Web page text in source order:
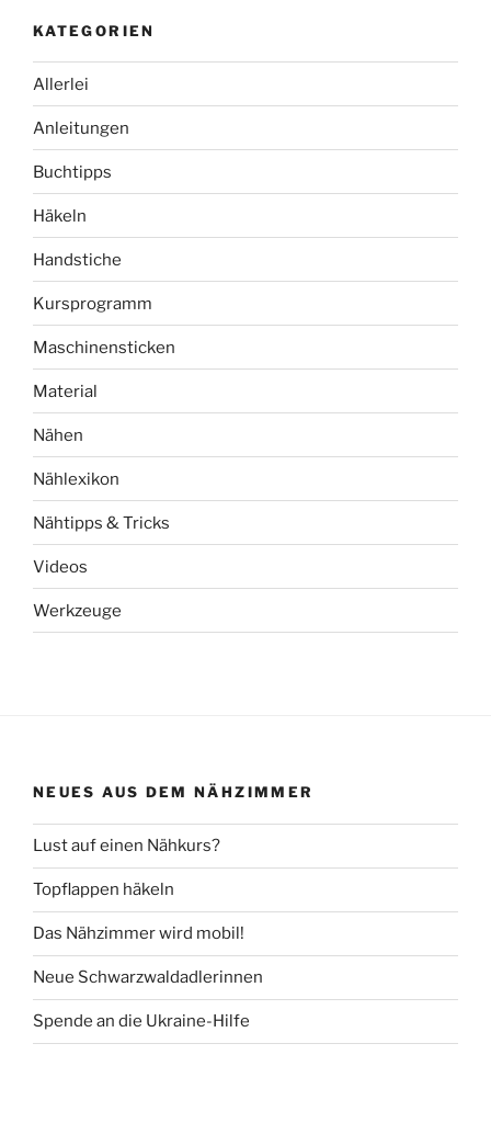
KATEGORIEN
Allerlei
Anleitungen
Buchtipps
Häkeln
Handstiche
Kursprogramm
Maschinensticken
Material
Nähen
Nählexikon
Nähtipps & Tricks
Videos
Werkzeuge
NEUES AUS DEM NÄHZIMMER
Lust auf einen Nähkurs?
Topflappen häkeln
Das Nähzimmer wird mobil!
Neue Schwarzwaldadlerinnen
Spende an die Ukraine-Hilfe